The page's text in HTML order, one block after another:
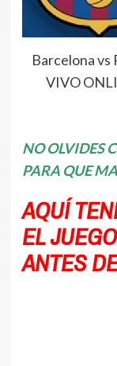
Barcelona vs
VIVO
NO OLVIDES
PARA QUE
AQUÍ
EL
ANTES